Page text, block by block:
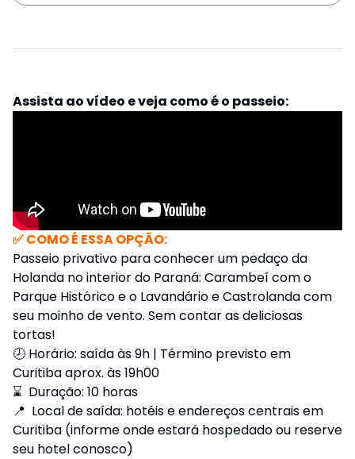
Assista ao vídeo e veja como é o passeio:
✅ COMO É ESSA OPÇÃO:
Passeio privativo para conhecer um pedaço da
Holanda no interior do Paraná: Carambeí com o
Parque Histórico e o Lavandário e Castrolanda com
seu moinho de vento. Sem contar as deliciosas
tortas!
🕗 Horário: saída às 9h | Término previsto em
Curitiba aprox. às 19h00
⌛ Duração: 10 horas
📍 Local de saída: hotéis e endereços centrais em
Curitiba (informe onde estará hospedado ou reserve
seu hotel conosco)